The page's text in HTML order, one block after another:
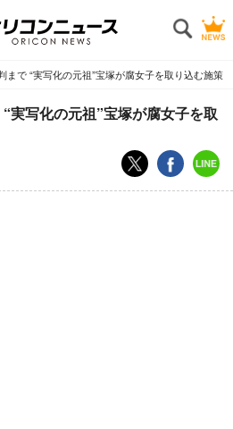
まで “実写化の元祖”宝塚が腐女子を取り込む施策
写化の元祖”宝塚が腐女子を取